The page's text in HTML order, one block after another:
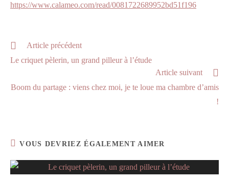
https://www.calameo.com/read/0081722689952bd51f196
Read
articles
Article précédent
Le criquet pèlerin, un grand pilleur à l’étude
Article suivant
Boom du partage : viens chez moi, je te loue ma chambre d’amis
!
VOUS DEVRIEZ ÉGALEMENT AIMER